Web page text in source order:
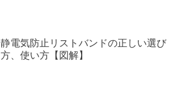
静電気防止リストバンドの正しい選び
方、使い方【図解】